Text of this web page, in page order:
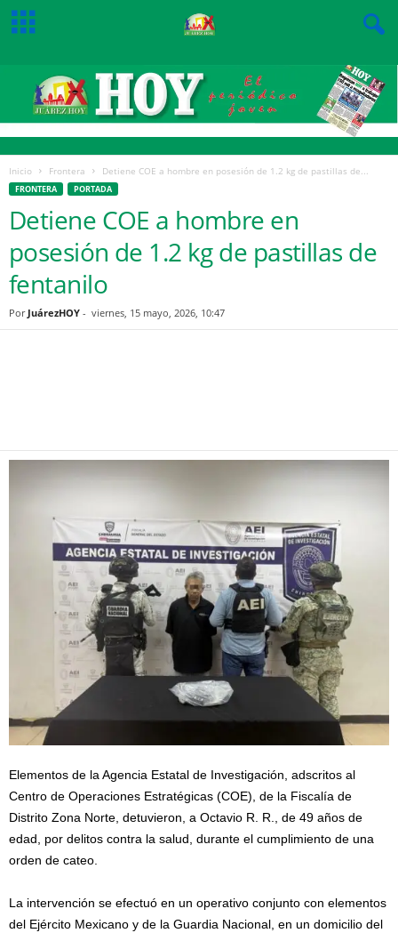
Inicio Frontera Detiene COE a hombre en posesión de 1.2 kg de pastillas de...
FRONTERA PORTADA
Detiene COE a hombre en
posesión de 1.2 kg de pastillas de
fentanilo
Por JuárezHOY - viernes, 15 mayo, 2026, 10:47
Elementos de la Agencia Estatal de Investigación, adscritos al
Centro de Operaciones Estratégicas (COE), de la Fiscalía de
Distrito Zona Norte, detuvieron, a Octavio R. R., de 49 años de
edad, por delitos contra la salud, durante el cumplimiento de una
orden de cateo.
La intervención se efectuó en un operativo conjunto con elementos
del Ejército Mexicano y de la Guardia Nacional, en un domicilio del